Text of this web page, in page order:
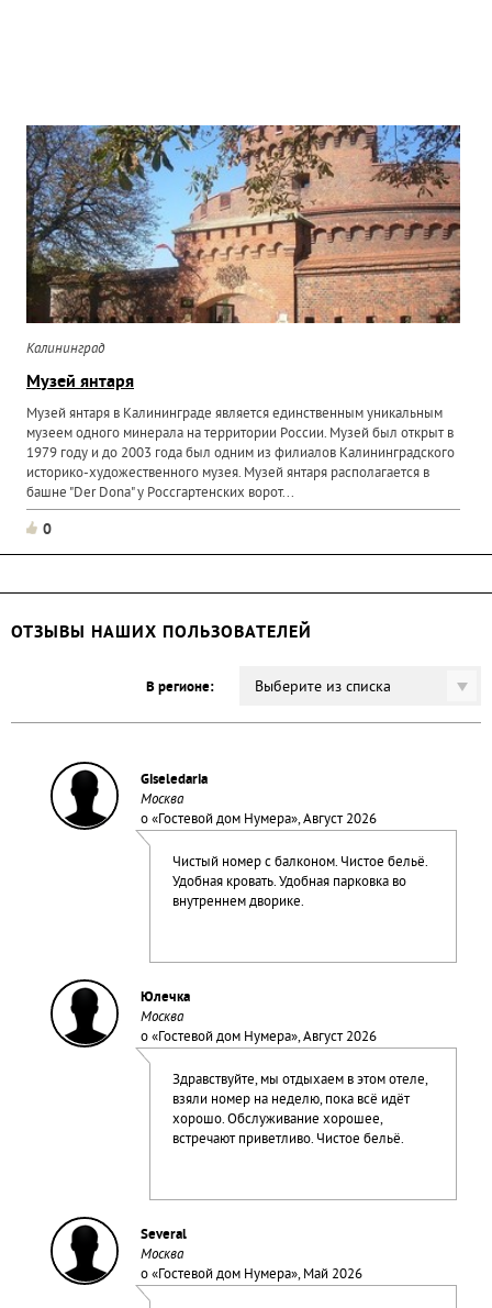
Калининград
Музей янтаря
Музей янтаря в Калининграде является единственным уникальным
музеем одного минерала на территории России. Музей был открыт в
1979 году и до 2003 года был одним из филиалов Калининградского
историко-художественного музея. Музей янтаря располагается в
башне "Der Dona" у Россгартенских ворот...
0
ОТЗЫВЫ НАШИХ ПОЛЬЗОВАТЕЛЕЙ
В регионе: Выберите из списка
Giseledaria
Москва
о «Гостевой дом Нумера», Август 2026
Чистый номер с балконом. Чистое бельё.
Удобная кровать. Удобная парковка во
внутреннем дворике.
Юлечка
Москва
о «Гостевой дом Нумера», Август 2026
Здравствуйте, мы отдыхаем в этом отеле,
взяли номер на неделю, пока всё идёт
хорошо. Обслуживание хорошее,
встречают приветливо. Чистое бельё.
Several
Москва
о «Гостевой дом Нумера», Май 2026